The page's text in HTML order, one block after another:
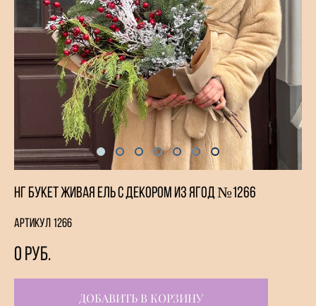
НГ букет Живая ель с декором из ягод №1266
Артикул 1266
0 pуб.
ДОБАВИТЬ В КОРЗИНУ